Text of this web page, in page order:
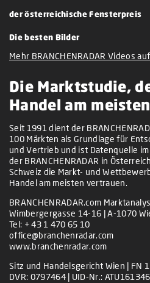
der österreichische Fensterpreis
Die besten Bilder
Mehr BRANCHENRADAR Videos
Die Marktstudie,
Handel am
Seit 1991 dient der
100 Märkten als Grundlage für
und Vertrieb und ist Datenquelle
der BRANCHENRADAR in
Schweiz die Markt- und
Handel am meisten vertrauen.
BRANCHENRADAR.com
Wimbergergasse 14-16 | A-1070
Tel: + 43 1 470 65 10
office@branchenradar.com
www.branchenradar.com
Sitz und Handelsgericht Wien | FN
DVR: 0797464 | UID-Nr.: